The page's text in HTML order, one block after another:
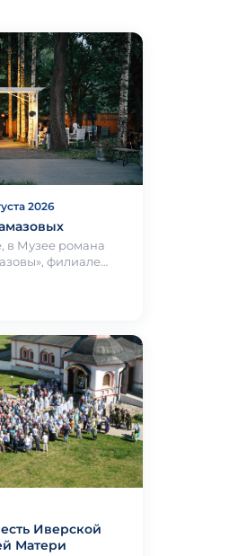
2026
в Музее романа
филиале
заповедника
сезон ле…
Иверской
Матери